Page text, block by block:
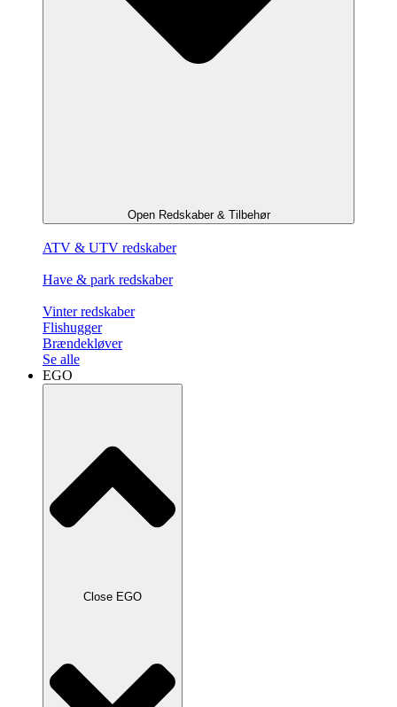
Open Redskaber & Tilbehør
ATV & UTV redskaber
Have & park redskaber
Vinter redskaber
Flishugger
Brændekløver
Se alle
EGO
Close EGO